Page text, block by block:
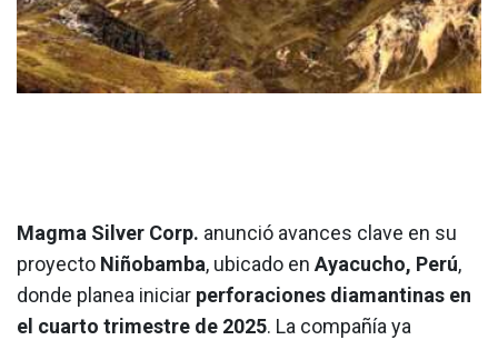
Magma Silver Corp. anunció avances clave en su
proyecto Niñobamba, ubicado en Ayacucho, Perú,
donde planea iniciar perforaciones diamantinas en
el cuarto trimestre de 2025. La compañía ya